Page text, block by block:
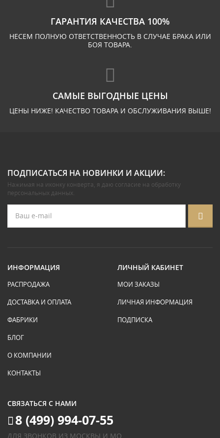
ГАРАНТИЯ КАЧЕСТВА 100%
НЕСЕМ ПОЛНУЮ ОТВЕТСТВЕННОСТЬ В СЛУЧАЕ БРАКА ИЛИ
БОЯ ТОВАРА.
САМЫЕ ВЫГОДНЫЕ ЦЕНЫ
ЦЕНЫ НИЖЕ! КАЧЕСТВО ТОВАРА И ОБСЛУЖИВАНИЯ ВЫШЕ!
ПОДПИСАТЬСЯ НА НОВИНКИ И АКЦИИ:
Нажимая на иконку конверта, я даю согласие на обработку
персональных данных.
ИНФОРМАЦИЯ
РАСПРОДАЖА
ДОСТАВКА И ОПЛАТА
ФАБРИКИ
БЛОГ
О КОМПАНИИ
КОНТАКТЫ
ЛИЧНЫЙ КАБИНЕТ
МОИ ЗАКАЗЫ
ЛИЧНАЯ ИНФОРМАЦИЯ
ПОДПИСКА
СВЯЗАТЬСЯ С НАМИ
8 (499) 994-07-55
ДЛЯ ЗВОНКОВ ИЗ МОСКВЫ И МО